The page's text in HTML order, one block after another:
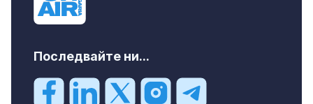
Последвайте ни...